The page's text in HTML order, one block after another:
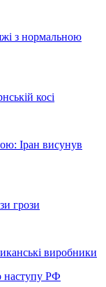
з нормальною
косі
Іран висунув
грози
виробники